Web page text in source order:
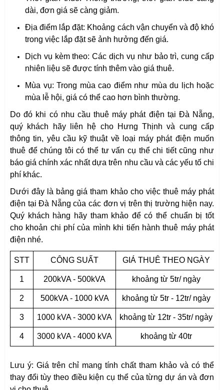
dài, đơn giá sẽ càng giảm.
Địa điểm lắp đặt: Khoảng cách vận chuyển và độ khó
trong việc lắp đặt sẽ ảnh hưởng đến giá.
Dịch vụ kèm theo: Các dịch vụ như bảo trì, cung cấp
nhiên liệu sẽ được tính thêm vào giá thuê.
Mùa vụ: Trong mùa cao điểm như mùa du lịch hoặc
mùa lễ hội, giá có thể cao hơn bình thường.
Do đó khi có nhu cầu thuê máy phát điện tại Đà Nẵng,
quý khách hãy liên hệ cho Hưng Thịnh và cung cấp
thông tin, yêu cầu kỹ thuật về loại máy phát điện muốn
thuê để chúng tôi có thể tư vấn cụ thể chi tiết cũng như
báo giá chính xác nhất dựa trên nhu cầu và các yếu tố chi
phí khác.
Dưới đây là bảng giá tham khảo cho việc thuê máy phát
điện tại Đà Nẵng của các đơn vị trên thị trường hiện nay.
Quý khách hàng hãy tham khảo để có thể chuẩn bị tốt
cho khoản chi phí của mình khi tiến hành thuê máy phát
điện nhé.
STT CÔNG SUẤT GIÁ THUÊ THEO NGÀY
1 200kVA - 500kVA khoảng từ 5tr/ ngày
2 500kVA - 1000 kVA khoảng từ 5tr - 12tr/ ngày
3 1000 kVA - 3000 kVA khoảng từ 12tr - 35tr/ ngày
4 3000 kVA - 4000 kVA khoảng từ 40tr
Lưu ý: Giá trên chỉ mang tính chất tham khảo và có thể
thay đổi tùy theo điều kiện cụ thể của từng dự án và đơn